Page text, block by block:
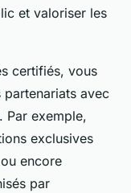
et valoriser les
certifiés, vous
avec
Par exemple,
exclusives
encore
par